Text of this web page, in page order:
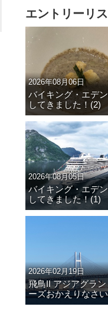
エントリーリ
2026年08月06日
バイキング・エデ
してきました！(2)
2026年08月05日
バイキング・エデ
してきました！(1)
2026年02月19日
飛鳥II アジアグラ
ーズおかえりなさ